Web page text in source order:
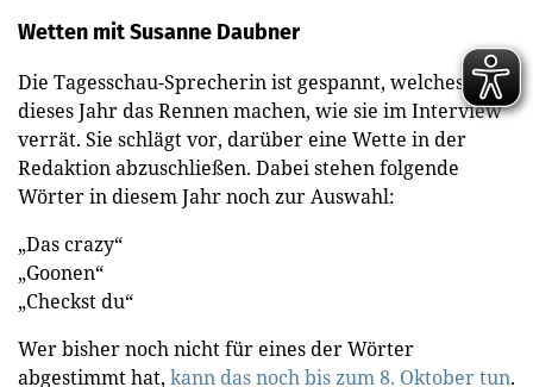
Wetten mit Susanne Daubner
Die Tagesschau-Sprecherin ist gespannt, welches Wort
dieses Jahr das Rennen machen, wie sie im Interview
verrät. Sie schlägt vor, darüber eine Wette in der
Redaktion abzuschließen. Dabei stehen folgende
Wörter in diesem Jahr noch zur Auswahl:
„Das crazy“
„Goonen“
„Checkst du“
Wer bisher noch nicht für eines der Wörter
abgestimmt hat, kann das noch bis zum 8. Oktober tun.